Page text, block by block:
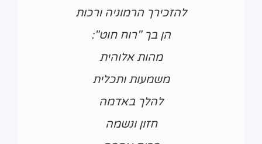
להזכירך הרמוניה ורכות
הן בך "רוח חוט":
מהות אלוהית
משמעות ותכלית
להלך באדמה
חזון ונשמה